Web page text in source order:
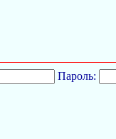
Пароль: